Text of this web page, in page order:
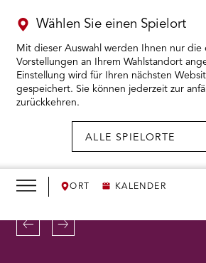
ORT KALENDER
Wählen Sie einen Spielort
Mit dieser Auswahl werden Ihnen nur die
Vorstellungen an Ihrem Wahlstandort
Einstellung wird für Ihren nächsten
gespeichert. Sie können jederzeit zur
zurückkehren.
KARTENKAUF ÖFFNEN
WIR ÖFFNEN
Zurück Weiter